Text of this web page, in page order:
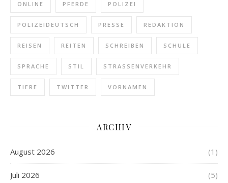
ONLINE PFERDE POLIZEI
POLIZEIDEUTSCH PRESSE REDAKTION
REISEN REITEN SCHREIBEN SCHULE
SPRACHE STIL STRASSENVERKEHR
TIERE TWITTER VORNAMEN
ARCHIV
August 2026 (1)
Juli 2026 (5)